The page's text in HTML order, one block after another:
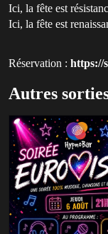
Ici, la fête est
Ici, la fête est
Réservation : https://
Autres